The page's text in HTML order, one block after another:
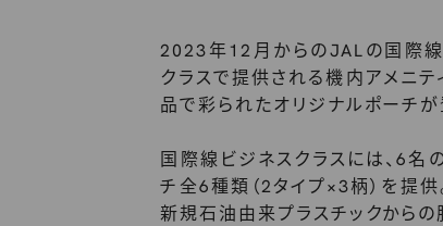
2023年12月からのJALの国際
クラスで提供される機内アメニテ
品で彩られたオリジナルポーチが
国際線ビジネスクラスには、6名
チ全6種類（2タイプ×3柄）を提
新規石油由来プラスチックからの